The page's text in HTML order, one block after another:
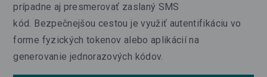
prípadne aj presmerovať zaslaný SMS
kód. Bezpečnejšou cestou je využiť autentifikáciu vo
forme fyzických tokenov alebo aplikácií na
generovanie jednorazových kódov.